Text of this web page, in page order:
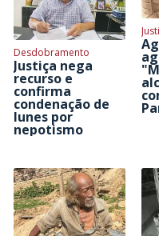
Desdobramento
Justiça nega
recurso e
confirma
condenação de
Iunes por
nepotismo